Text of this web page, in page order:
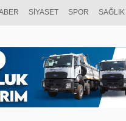
SİYASET SPOR SAĞLIK